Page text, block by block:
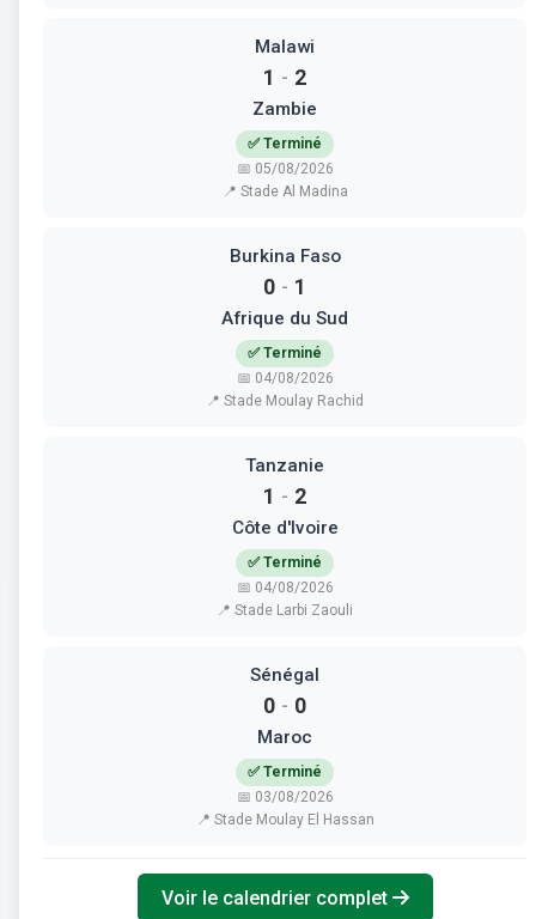
Malawi
1 - 2
Zambie
✅ Terminé
📅 05/08/2026
📍 Stade Al Madina
Burkina Faso
0 - 1
Afrique du Sud
✅ Terminé
📅 04/08/2026
📍 Stade Moulay Rachid
Tanzanie
1 - 2
Côte d'Ivoire
✅ Terminé
📅 04/08/2026
📍 Stade Larbi Zaouli
Sénégal
0 - 0
Maroc
✅ Terminé
📅 03/08/2026
📍 Stade Moulay El Hassan
Voir le calendrier complet